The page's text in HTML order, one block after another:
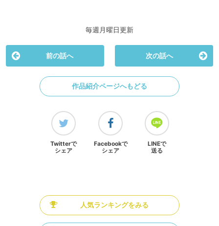
毎週月曜日更新
前の話へ 次の話へ
作品紹介ページへもどる
Twitterで
シェア
Facebookで
シェア
LINEで
送る
人気ランキングをみる